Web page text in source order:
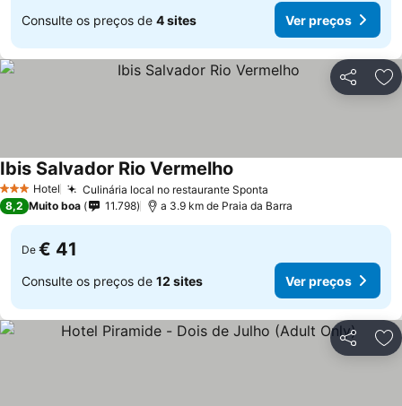
Consulte os preços de 4 sites Ver preços
Partilhar
3 EstrelasHotel Culinária local no restaurante Sponta
Ibis Salvador Rio Vermelho
8,2 Muito boa 11.798 a 3.9 km de Praia da Barra
De € 41
Consulte os preços de 12 sites Ver preços
Partilhar